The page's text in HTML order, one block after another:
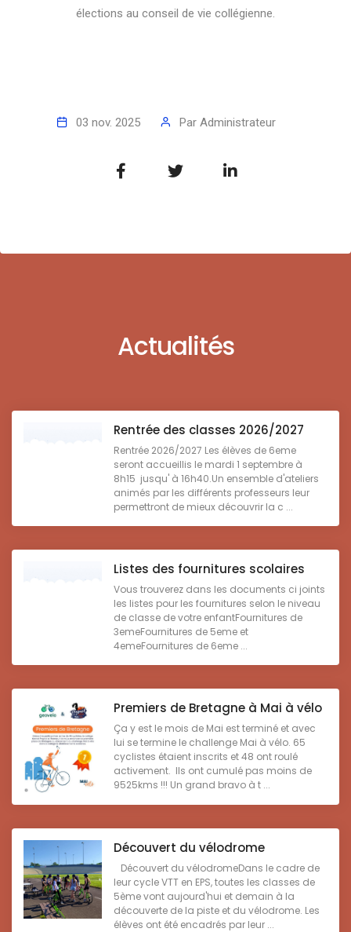
élections au conseil de vie collégienne.
03 nov. 2025 Par Administrateur
Actualités
Rentrée des classes 2026/2027
Rentrée 2026/2027 Les élèves de 6eme
seront accueillis le mardi 1 septembre à
8h15 jusqu' à 16h40.Un ensemble d'ateliers
animés par les différents professeurs leur
permettront de mieux découvrir la c ...
Listes des fournitures scolaires
Vous trouverez dans les documents ci joints
les listes pour les fournitures selon le niveau
de classe de votre enfantFournitures de
3emeFournitures de 5eme et
4emeFournitures de 6eme ...
Premiers de Bretagne à Mai à vélo
Ça y est le mois de Mai est terminé et avec
lui se termine le challenge Mai à vélo. 65
cyclistes étaient inscrits et 48 ont roulé
activement. Ils ont cumulé pas moins de
9525kms !!! Un grand bravo à t ...
Découvert du vélodrome
Découvert du vélodromeDans le cadre de
leur cycle VTT en EPS, toutes les classes de
5ème vont aujourd'hui et demain à la
découverte de la piste et du vélodrome. Les
élèves ont été encadrés par leur ...